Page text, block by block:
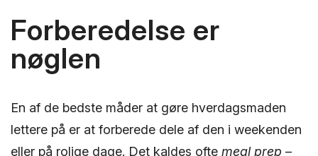
Forberedelse er
nøglen
En af de bedste måder at gøre hverdagsmaden
lettere på er at forberede dele af den i weekenden
eller på rolige dage. Det kaldes ofte meal prep –